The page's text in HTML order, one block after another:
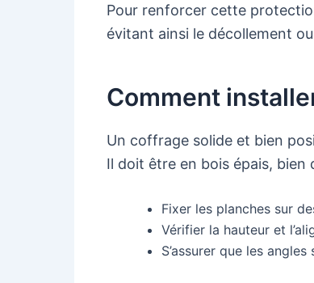
Pour renforcer cette
évitant ainsi le décollement
Comment
Un coffrage solide et bien
Il doit être en bois épais, bien
Fixer les planches sur
Vérifier la hauteur et
S’assurer que les